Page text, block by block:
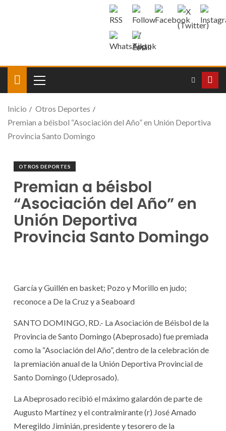
Inicio
Otros Deportes
Premian a béisbol “Asociación del Año” en Unión Deportiva
Provincia Santo Domingo
OTROS DEPORTES
Premian a béisbol
“Asociación del Año” en
Unión Deportiva
Provincia Santo Domingo
García y Guillén en basket; Pozo y Morillo en judo;
reconoce a De la Cruz y a Seaboard
SANTO DOMINGO, RD.- La Asociación de Béisbol de la
Provincia de Santo Domingo (Abeprosado) fue premiada
como la “Asociación del Año”, dentro de la celebración de
la premiación anual de la Unión Deportiva Provincial de
Santo Domingo (Udeprosado).
La Abeprosado recibió el máximo galardón de parte de
Augusto Martínez y el contralmirante (r) José Amado
Meregildo Jiminián, presidente y tesorero de la